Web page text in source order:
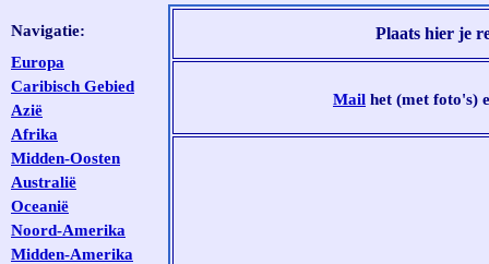
Plaats hier je
Mail het (met foto's)
Navigatie:
Europa
Caribisch Gebied
Azië
Afrika
Midden-Oosten
Australië
Oceanië
Noord-Amerika
Midden-Amerika